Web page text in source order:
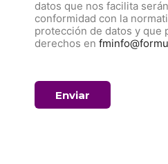
datos que nos facilita
conformidad con la
protección de datos y que
derechos en